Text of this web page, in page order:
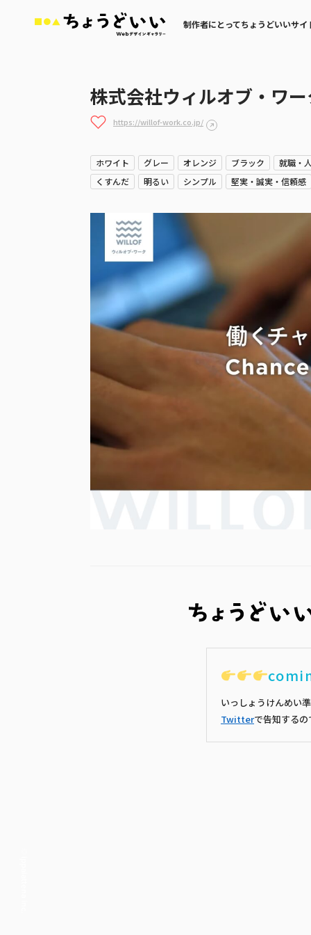
制作者にとってちょうどいいサイ
株式会社ウィルオブ・ワ
https://willof-work.co.jp/
ホワイト グレー オレンジ ブラック
就職・
くすんだ
明るい シンプル 堅実・誠実・信頼感
いっしょうけんめい
Twitterで告知する